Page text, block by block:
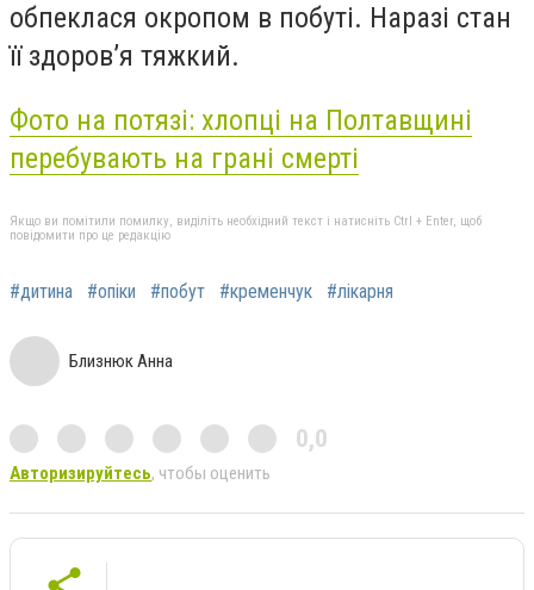
обпеклася окропом в побуті. Наразі стан
її здоров’я тяжкий.
Фото на потязі: хлопці на Полтавщині
перебувають на грані смерті
Якщо ви помітили помилку, виділіть необхідний текст і натисніть Ctrl + Enter, щоб
повідомити про це редакцію
#дитина #опіки #побут #кременчук #лікарня
Близнюк Анна
0,0
Авторизируйтесь, чтобы оценить